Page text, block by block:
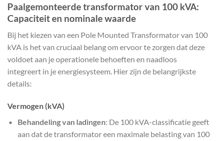
Paalgemonteerde transformator van 100 kVA:
Capaciteit en nominale waarde
Bij het kiezen van een Pole Mounted Transformator van 100
kVA is het van cruciaal belang om ervoor te zorgen dat deze
voldoet aan je operationele behoeften en naadloos
integreert in je energiesysteem. Hier zijn de belangrijkste
details:
Vermogen (kVA)
Behandeling van ladingen: De 100 kVA-classificatie geeft
aan dat de transformator een maximale belasting van 100